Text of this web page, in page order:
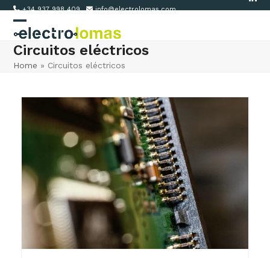
Skip
content
+34 937 998 409 info@electrolomas.com
Open
mobile
Close
mobile
Circuitos eléctricos
Home » Circuitos eléctricos